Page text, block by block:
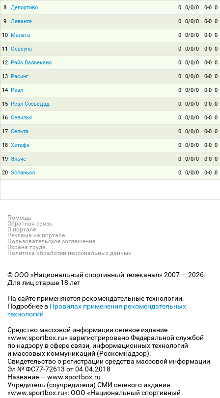
8 Депортиво 0 0/0/0 0-0 0
9 Леванте 0 0/0/0 0-0 0
10 Малага 0 0/0/0 0-0 0
11 Осасуна 0 0/0/0 0-0 0
12 Райо Вальекано 0 0/0/0 0-0 0
13 Расинг 0 0/0/0 0-0 0
14 Реал 0 0/0/0 0-0 0
15 Реал Сосьедад 0 0/0/0 0-0 0
16 Севилья 0 0/0/0 0-0 0
17 Сельта 0 0/0/0 0-0 0
18 Хетафе 0 0/0/0 0-0 0
19 Эльче 0 0/0/0 0-0 0
20 Эспаньол 0 0/0/0 0-0 0
Помощь
Обратная связь
О портале
Реклама на портале
Пользовательское соглашение
Охрана труда
Политика обработки персональных данных
© ООО «Национальный спортивный телеканал» 2007 — 2026.
Для лиц старше 18 лет
На сайте применяются рекомендательные технологии.
Подробнее в Правилах применения рекомендательных
технологий
Средство массовой информации сетевое издание
«www.sportbox.ru» зарегистрировано Федеральной службой
по надзору в сфере связи, информационных технологий
и массовых коммуникаций (Роскомнадзор).
Свидетельство о регистрации средства массовой информации
Эл № ФС77-72613 от 04.04.2018
Название — www.sportbox.ru
Учредитель (соучредители) СМИ сетевого издания
«www.sportbox.ru»: ООО «Национальный спортивный